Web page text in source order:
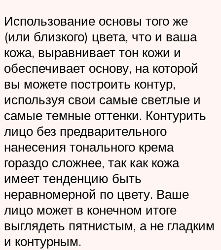
Использование основы того же
(или близкого) цвета, что и ваша
кожа, выравнивает тон кожи и
обеспечивает основу, на которой
вы можете построить контур,
используя свои самые светлые и
самые темные оттенки. Контурить
лицо без предварительного
нанесения тонального крема
гораздо сложнее, так как кожа
имеет тенденцию быть
неравномерной по цвету. Ваше
лицо может в конечном итоге
выглядеть пятнистым, а не гладким
и контурным.